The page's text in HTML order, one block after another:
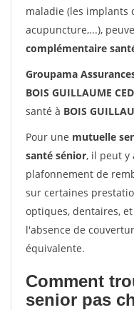
maladie (les implants
acupuncture,...),
complémentaire
Groupama
BOIS GUILLAUME
santé à BOIS
Pour une mutuelle
santé sénior, il peut y
plafonnement de
sur certaines
optiques, dentaires,
l'absence de
équivalente.
Comment
senior pas